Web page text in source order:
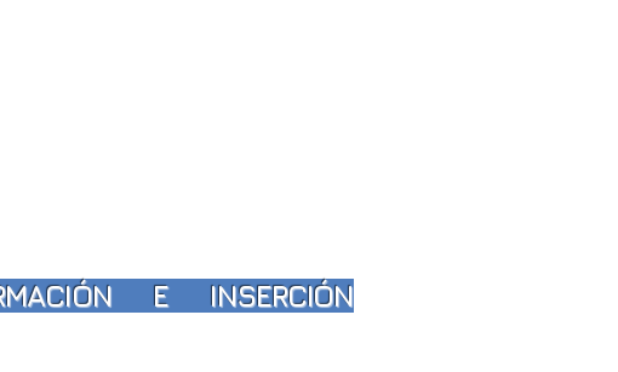
E INSERCIÓN